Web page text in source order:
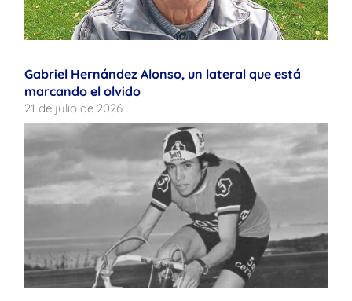
Gabriel Hernández Alonso, un lateral que está
marcando el olvido
21 de julio de 2026